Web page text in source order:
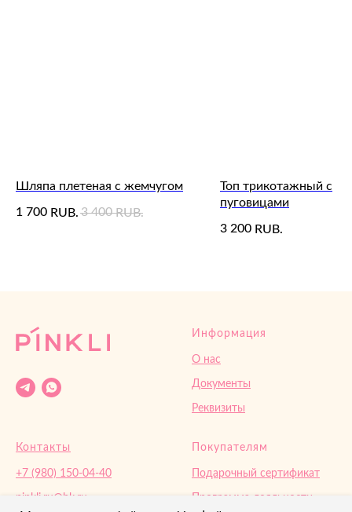
Шляпа плетеная с жемчугом
1 700 RUB. 3 400 RUB.
Топ трикотажный с
пуговицами
3 200 RUB.
Информация
О нас
Документы
Реквизиты
Контакты
+7 (980) 150-04-40
pinkli.ru@bk.ru‌
Покупателям
Подарочный сертификат
Программа лояльности